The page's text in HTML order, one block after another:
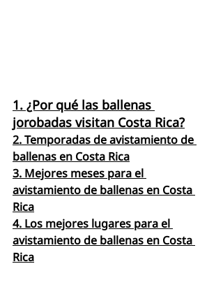
1. ¿Por qué las ballenas
jorobadas visitan Costa Rica?
2. Temporadas de avistamiento de
ballenas en Costa Rica
3. Mejores meses para el
avistamiento de ballenas en Costa
Rica
4. Los mejores lugares para el
avistamiento de ballenas en Costa
Rica